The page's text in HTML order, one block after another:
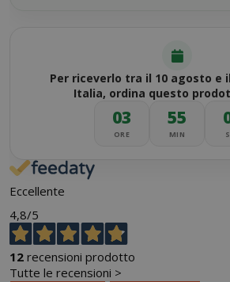
Per riceverlo tra il 10 agosto e
Italia, ordina questo
03
ORE
55
MIN
Eccellente
4,8/5
12 recensioni prodotto
Tutte le recensioni >